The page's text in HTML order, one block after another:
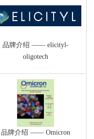
品牌介绍 —— elicityl-
oligotech
品牌介绍 —— Omicron